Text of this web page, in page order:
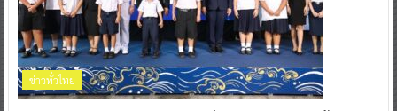
ข่าวทั่วไทย